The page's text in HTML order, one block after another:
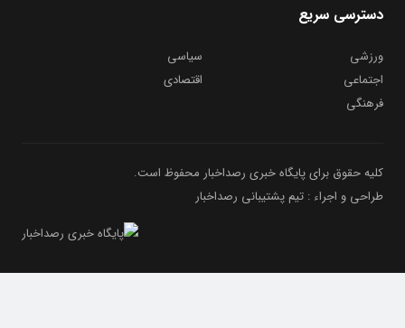
دسترسی سریع
ورزشی
سیاسی
اجتماعی
اقتصادی
فرهنگی
کلیه حقوق برای پایگاه خبری رصداخبار محفوظ است.
طراحی و اجراء : تیم پشتیبانی رصداخبار